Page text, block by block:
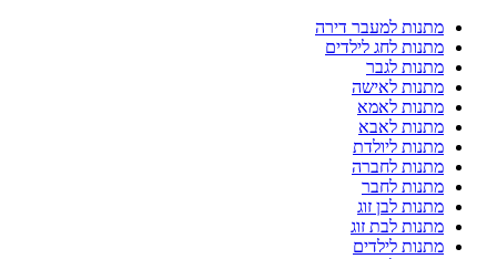
מתנות למעבר דירה
מתנות לחג לילדים
מתנות לגבר
מתנות לאישה
מתנות לאמא
מתנות לאבא
מתנות ליולדת
מתנות לחברה
מתנות לחבר
מתנות לבן זוג
מתנות לבת זוג
מתנות לילדים